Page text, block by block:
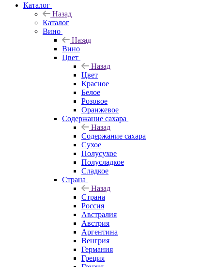
Каталог
Назад
Каталог
Вино
Назад
Вино
Цвет
Назад
Цвет
Красное
Белое
Розовое
Оранжевое
Содержание сахара
Назад
Содержание сахара
Сухое
Полусухое
Полусладкое
Сладкое
Страна
Назад
Страна
Россия
Австралия
Австрия
Аргентина
Венгрия
Германия
Греция